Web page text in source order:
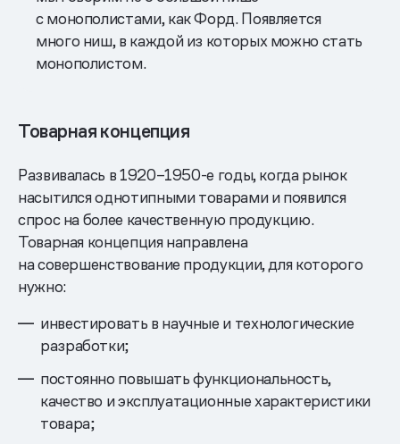
с монополистами, как Форд. Появляется
много ниш, в каждой из которых можно стать
монополистом.
Товарная концепция
Развивалась в 1920–1950-е годы, когда рынок
насытился однотипными товарами и появился
спрос на более качественную продукцию.
Товарная концепция направлена
на совершенствование продукции, для которого
нужно:
инвестировать в научные и технологические
разработки;
постоянно повышать функциональность,
качество и эксплуатационные характеристики
товара;